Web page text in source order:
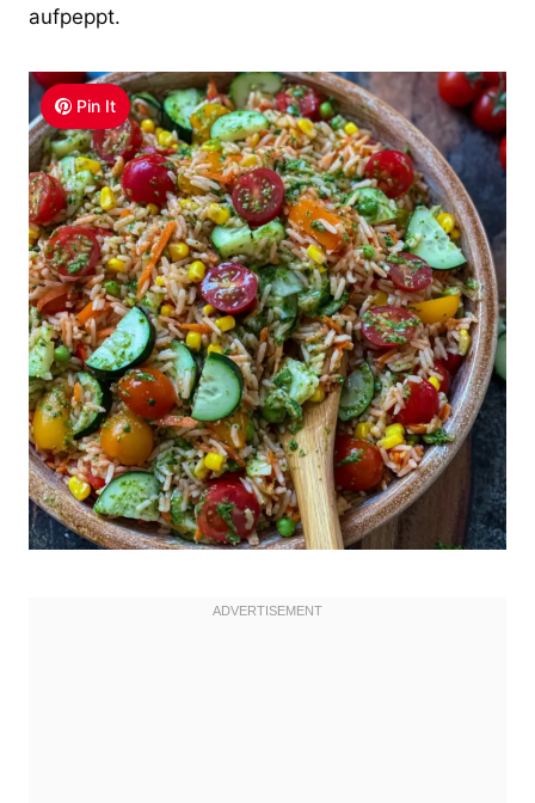
aufpeppt.
Pin It